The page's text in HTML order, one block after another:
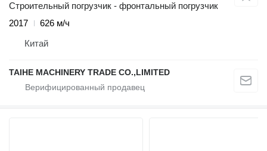
Строительный погрузчик - фронтальный погрузчик
2017
626 м/ч
Китай
TAIHE MACHINERY TRADE CO.,LIMITED